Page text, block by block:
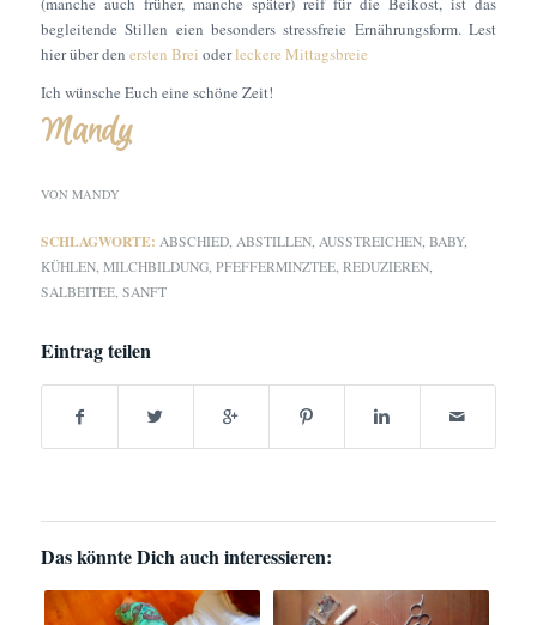
begleitende Stillen eien besonders stressfreie Ernährungsform. Lest
hier über den ersten Brei oderleckere Mittagsbreie
Ich wünsche Euch eine schöne Zeit!
Mandy
VON MANDY
SCHLAGWORTE: ABSCHIED, ABSTILLEN, AUSSTREICHEN, BABY,
KÜHLEN, MILCHBILDUNG, PFEFFERMINZTEE, REDUZIEREN,
SALBEITEE, SANFT
Eintrag teilen
Das könnte Dich auch interessieren: